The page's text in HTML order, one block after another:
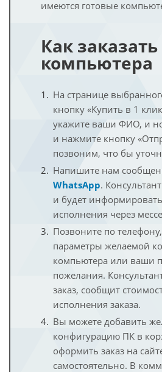
имеются готовые
Как
компьютера
На странице
кнопку «Купить в 1
укажите ваши ФИО, и
и нажмите кнопку
позвоним, что бы
Напишите нам
WhatsApp.
и будет
исполнения через
Позвоните по
параметры желаемой
компьютера или ваши
пожелания.
заказ, сообщит
исполнения заказа.
Вы можете добавить
конфигурацию ПК в
оформить заказ на
самостоятельно. В